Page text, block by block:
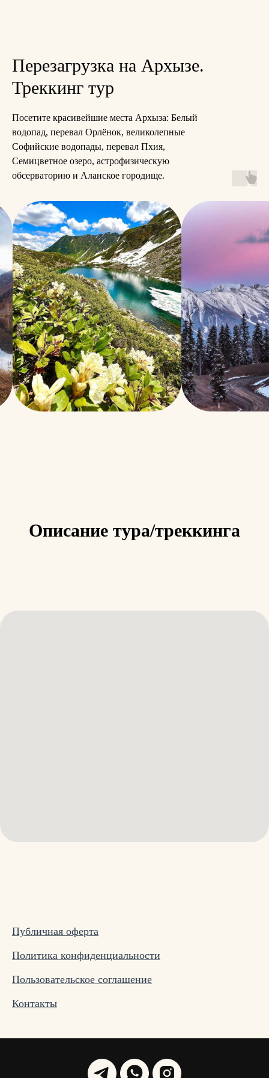
Перезагрузка на Архызе.
Треккинг тур
Посетите красивейшие места Архыза: Белый
водопад, перевал Орлёнок, великолепные
Софийские водопады, перевал Пхия,
Семицветное озеро, астрофизическую
обсерваторию и Аланское городище.
Описание тура/треккинга
Публичная оферта
Политика конфиденциальности
Пользовательское соглашение
Контакты